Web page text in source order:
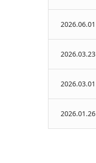
2026.06.01
2026.03.23
2026.03.01
2026.01.26